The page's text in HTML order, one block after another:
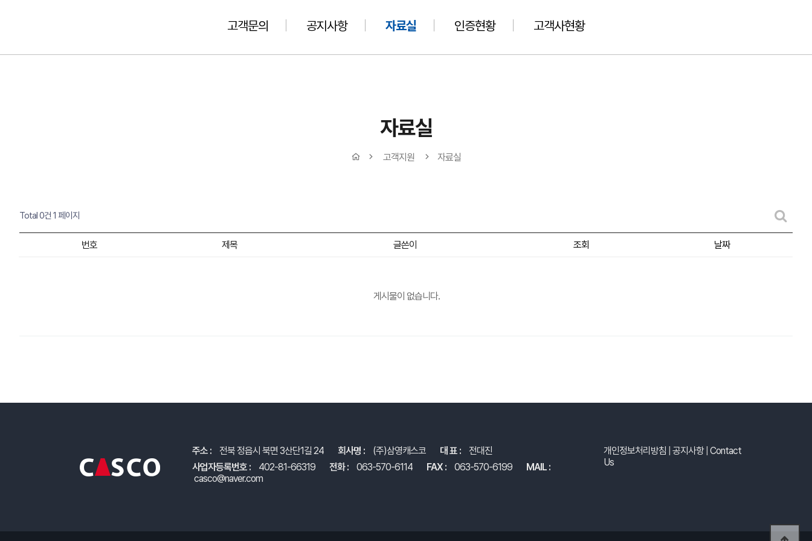
고객문의 공지사항 자료실 인증현황 고객사현황
자료실
고객지원 자료실
Total 0건 1 페이지
번호 제목 글쓴이 조회 날짜
게시물이 없습니다.
개인정보처리방침 공지사항| Contact
Us
주소 : 전북 정읍시 북면 3산단1길 24 회사명 : (주)삼영캐스코 대 표 :
전대진
사업자등록번호 :
402-81-66319 전화 : 063-570-6114 FAX : 063-570-6199
MAIL :
casco@naver.com